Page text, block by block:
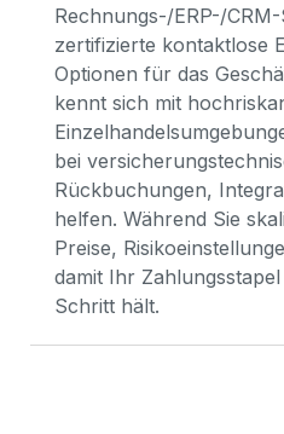
Rechnungs-/ERP-/
zertifizierte kontaktlose
Optionen für das
kennt sich mit
bei
Rückbuchungen,
helfen. Während Sie
Preise,
damit Ihr
Schritt hält.